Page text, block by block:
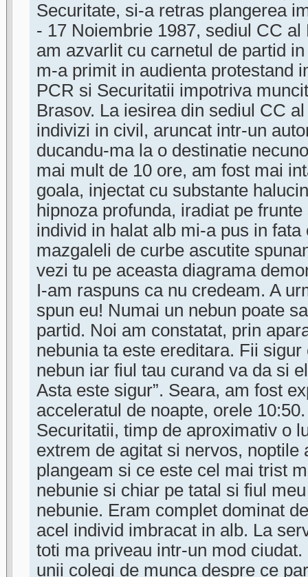
Securitate, si-a retras plangerea
- 17 Noiembrie 1987, sediul CC
am azvarlit cu carnetul de partid
m-a primit in audienta protestand
PCR si Securitatii impotriva
Brasov. La iesirea din sediul CC
indivizi in civil, aruncat intr-un
ducandu-ma la o destinatie
mai mult de 10 ore, am fost mai
goala, injectat cu substante
hipnoza profunda, iradiat pe
individ in halat alb mi-a pus in
mazgaleli de curbe ascutite
vezi tu pe aceasta diagrama
I-am raspuns ca nu credeam. A
spun eu! Numai un nebun poate
partid. Noi am constatat, prin
nebunia ta este ereditara. Fii
nebun iar fiul tau curand va da si
Asta este sigur”. Seara, am fost
acceleratul de noapte, orele
Securitatii, timp de aproximativ o
extrem de agitat si nervos, noptile
plangeam si ce este cel mai trist
nebunie si chiar pe tatal si fiul
nebunie. Eram complet dominat
acel individ imbracat in alb. La
toti ma priveau intr-un mod
unii colegi de munca despre ce